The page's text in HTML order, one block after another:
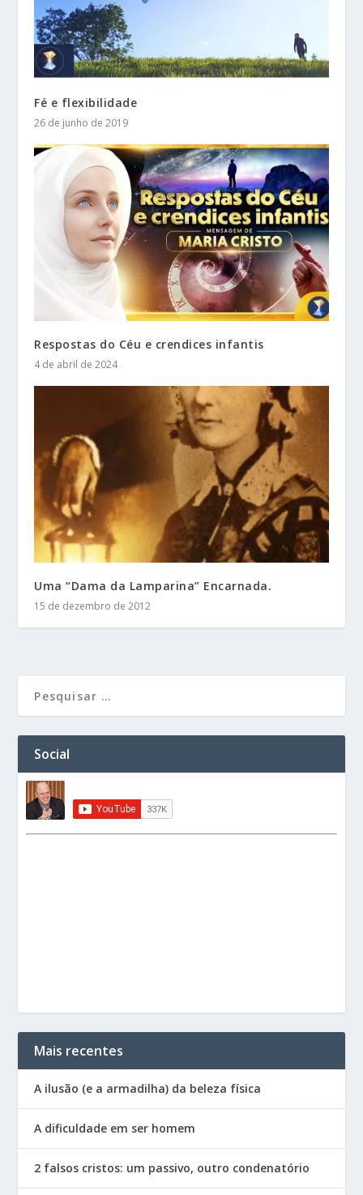
Fé e flexibilidade
26 de junho de 2019
Respostas do Céu e crendices infantis
4 de abril de 2024
Uma “Dama da Lamparina” Encarnada.
15 de dezembro de 2012
Social
Mais recentes
A ilusão (e a armadilha) da beleza física
A dificuldade em ser homem
2 falsos cristos: um passivo, outro condenatório